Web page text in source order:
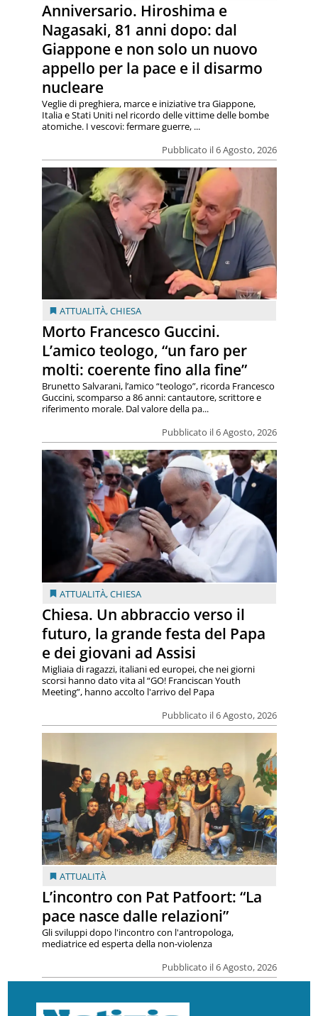
Anniversario. Hiroshima e
Nagasaki, 81 anni dopo: dal
Giappone e non solo un nuovo
appello per la pace e il disarmo
nucleare
Pubblicato il 6 Agosto, 2026
Veglie di preghiera, marce e iniziative tra Giappone,
Italia e Stati Uniti nel ricordo delle vittime delle bombe
atomiche. I vescovi: fermare guerre, ...
ATTUALITÀ,CHIESA
Morto Francesco Guccini.
L’amico teologo, “un faro per
molti: coerente fino alla fine”
Pubblicato il 6 Agosto, 2026
Brunetto Salvarani, l’amico “teologo”, ricorda Francesco
Guccini, scomparso a 86 anni: cantautore, scrittore e
riferimento morale. Dal valore della pa...
ATTUALITÀ,CHIESA
Chiesa. Un abbraccio verso il
futuro, la grande festa del Papa
e dei giovani ad Assisi
Pubblicato il 6 Agosto, 2026
Migliaia di ragazzi, italiani ed europei, che nei giorni
scorsi hanno dato vita al “GO! Franciscan Youth
Meeting”, hanno accolto l'arrivo del Papa
ATTUALITÀ
L’incontro con Pat Patfoort: “La
pace nasce dalle relazioni”
Pubblicato il 6 Agosto, 2026
Gli sviluppi dopo l'incontro con l'antropologa,
mediatrice ed esperta della non-violenza